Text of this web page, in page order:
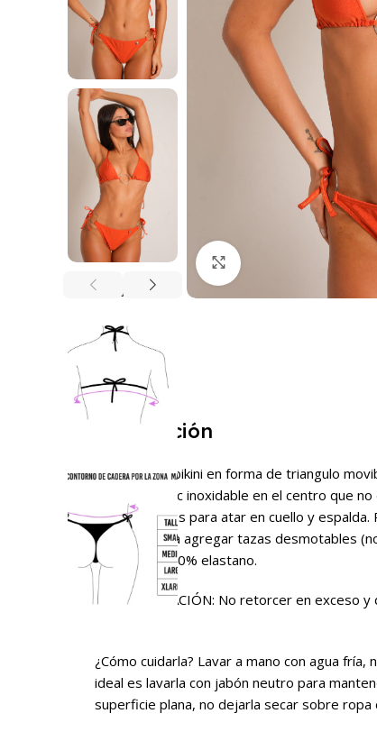
Haga Click para
Descripción
Conjunto de bikini en forma de triangulo
avío de zamac inoxidable en el centro que
son regulables para atar en cuello y
abertura para agregar tazas desmotables
polyester y 20% elastano.
RECOMENDACIÓN: No retorcer en exceso
¿Cómo cuidarla? Lavar a mano con agua
ideal es lavarla con jabón neutro para
superficie plana, no dejarla secar sobre ropa